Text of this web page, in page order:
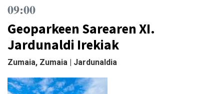
09:00
Geoparkeen Sarearen XI.
Jardunaldi Irekiak
Zumaia, Zumaia | Jardunaldia